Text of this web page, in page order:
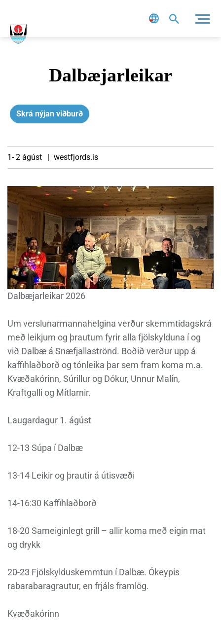
Dalbæjarleikar
Skrá nýjan viðburð
1- 2 ágúst westfjords.is
Dalbæjarleikar 2026
Um verslunarmannahelgina verður skemmtidagskrá
með leikjum og þrautum fyrir alla fjölskylduna í og
við Dalbæ á Snæfjallaströnd. Boðið verður upp á
kaffihlaðborð og tónleika þar sem fram koma m.a.
Kvæðakórinn, Súrillur og Dókur, Unnur Malín,
Kraftgalli og Mítlarnir.
Laugardagur 1. ágúst
12-13 Súpa í Dalbæ
13-14 Leikir og þrautir á útisvæði
14-16:30 Kaffihlaðborð
18-20 Sameiginlegt grill – allir koma með eigin mat
og drykk
20-23 Fjölskylduskemmtun í Dalbæ. Ókeypis
rabarabaragrautur, en frjáls framlög.
Kvæðakórinn